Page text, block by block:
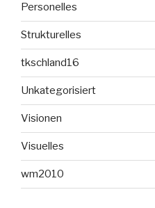
Personelles
Strukturelles
tkschland16
Unkategorisiert
Visionen
Visuelles
wm2010